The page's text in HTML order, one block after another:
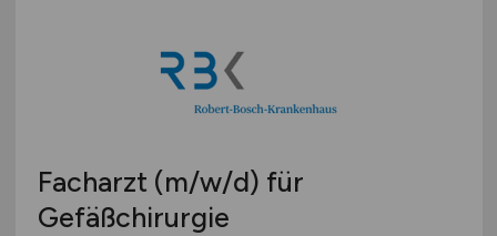
Facharzt (m/w/d) für
Gefäßchirurgie